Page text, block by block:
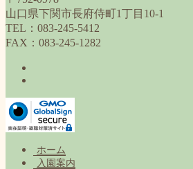
山口県下関市長府侍町1丁目10-1
TEL：083-245-5412
FAX：083-245-1282
ホーム
入園案内